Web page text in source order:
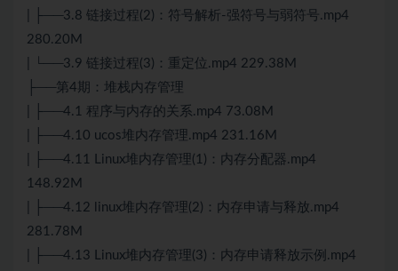
| ├──3.8 链接过程(2)：符号解析-强符号与弱符号.mp4
280.20M
| └──3.9 链接过程(3)：重定位.mp4 229.38M
├──第4期：堆栈内存管理
| ├──4.1 程序与内存的关系.mp4 73.08M
| ├──4.10 ucos堆内存管理.mp4 231.16M
| ├──4.11 Linux堆内存管理(1)：内存分配器.mp4
148.92M
| ├──4.12 linux堆内存管理(2)：内存申请与释放.mp4
281.78M
| ├──4.13 Linux堆内存管理(3)：内存申请释放示例.mp4